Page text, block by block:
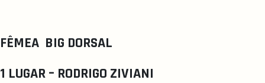
FÊMEA BIG DORSAL
1 LUGAR – RODRIGO ZIVIANI